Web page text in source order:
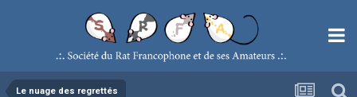
Le nuage des regrettés